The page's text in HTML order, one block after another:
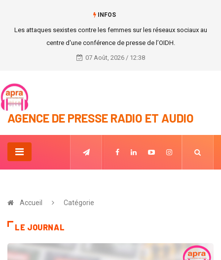
INFOS
Les attaques sexistes contre les femmes sur les réseaux sociaux au
centre d'une conférence de presse de l’OIDH.
07 Août, 2026 / 12:38
AGENCE DE PRESSE RADIO ET AUDIO
Accueil Catégorie
LE JOURNAL